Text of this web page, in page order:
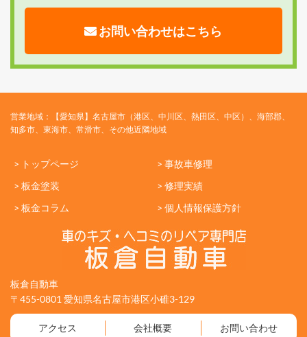
お問い合わせはこちら
営業地域：【愛知県】名古屋市（港区、中川区、熱田区、中区）、海部郡、
知多市、東海市、常滑市、その他近隣地域
> トップページ
> 事故車修理
> 板金塗装
> 修理実績
> 板金コラム
> 個人情報保護方針
板倉自動車
〒455-0801 愛知県名古屋市港区小碓3-129
アクセス 会社概要 お問い合わせ